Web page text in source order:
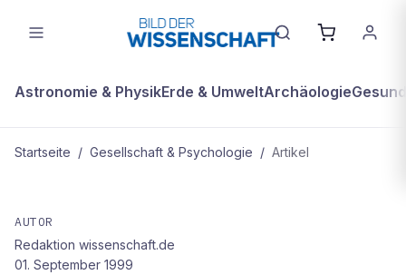
Astronomie & PhysikErde & UmweltArchäologie
Startseite / Gesellschaft & Psychologie / Artikel
Die Herde der Börsianer
AUTOR
Redaktion wissenschaft.de
01. September 1999